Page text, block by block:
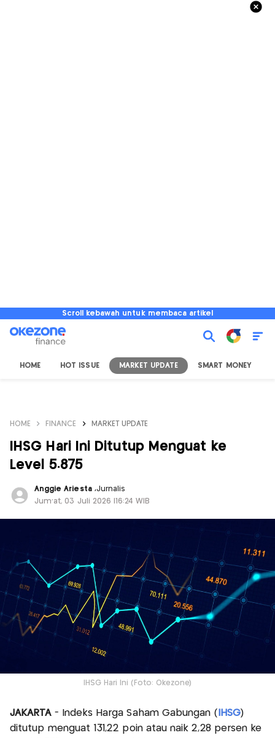
Scroll kebawah untuk membaca artikel
HOME HOT ISSUE MARKET UPDATE SMART MONEY
HOME FINANCE MARKET UPDATE
IHSG Hari Ini Ditutup Menguat ke
Level 5.875
Anggie Ariesta ,Jurnalis
Jum'at, 03 Juli 2026 |16:24 WIB
IHSG Hari Ini (Foto: Okezone)
JAKARTA- Indeks Harga Saham Gabungan ( IHSG)
ditutup menguat 131,22 poin atau naik 2,28 persen ke